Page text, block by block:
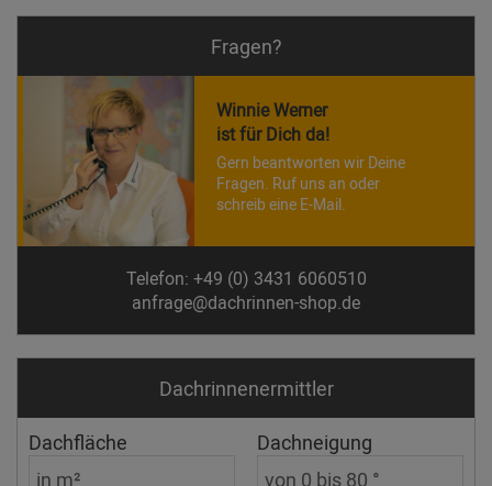
Fragen?
Winnie Werner
ist für Dich da!
Gern beantworten wir Deine
Fragen. Ruf uns an oder
schreib eine E-Mail.
Telefon: +49 (0) 3431 6060510
anfrage@dachrinnen-shop.de
Dachrinnen­ermittler
Dachfläche Dachneigung